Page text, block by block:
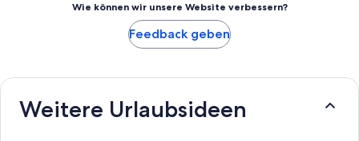
Wie können wir unsere Website verbessern?
Feedback geben
Weitere Urlaubsideen